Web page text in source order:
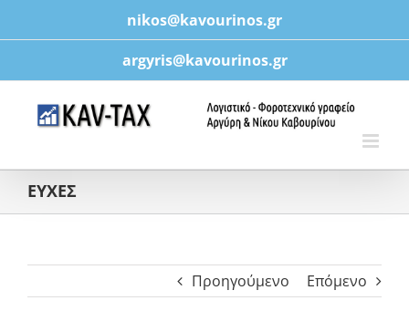
περιεχόμενο
nikos@kavourinos.gr
argyris@kavourinos.gr
ΕΥΧΕΣ
Προηγούμενο Επόμενο